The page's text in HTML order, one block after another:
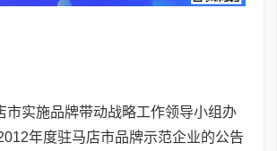
市实施品牌带动战略工作领导小组办
年度驻马店市品牌示范企业的公告